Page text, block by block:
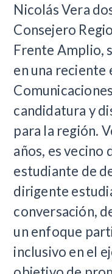
​Nicolás Vera
Consejero
Frente Amplio,
en una
candidatura y
para la región.
años, es vecino
estudiante de
dirigente
conversación,
un enfoque
inclusivo en el